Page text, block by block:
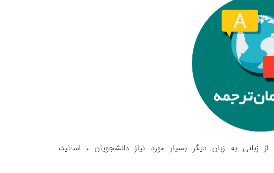
به زبان دیگر بسیار مورد نیاز دانشجویان ، اساتید،